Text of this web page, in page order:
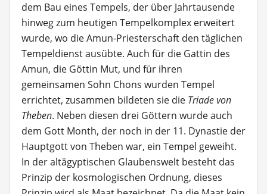
dem Bau eines Tempels, der über Jahrtausende
hinweg zum heutigen Tempelkomplex erweitert
wurde, wo die Amun-Priesterschaft den täglichen
Tempeldienst ausübte. Auch für die Gattin des
Amun, die Göttin Mut, und für ihren
gemeinsamen Sohn Chons wurden Tempel
errichtet, zusammen bildeten sie die Triade von
Theben. Neben diesen drei Göttern wurde auch
dem Gott Month, der noch in der 11. Dynastie der
Hauptgott von Theben war, ein Tempel geweiht.
In der altägyptischen Glaubenswelt besteht das
Prinzip der kosmologischen Ordnung, dieses